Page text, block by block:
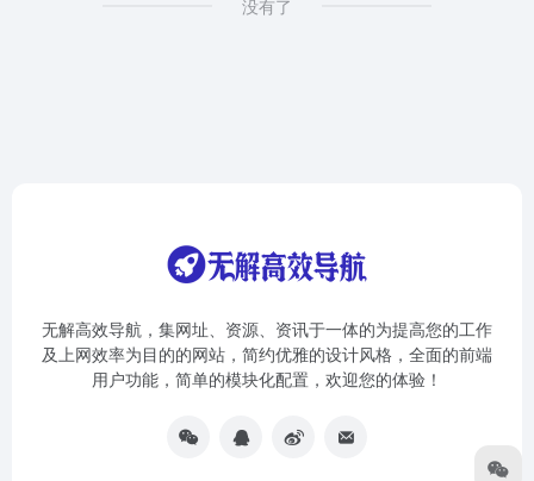
没有了
无解高效导航，集网址、资源、资讯于一体的为提高您的工作
及上网效率为目的的网站，简约优雅的设计风格，全面的前端
用户功能，简单的模块化配置，欢迎您的体验！